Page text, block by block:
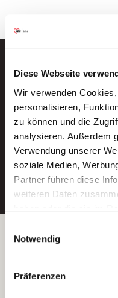
Diese Webseite
Wir verwenden
personalisieren,
zu können und die
analysieren. Außerdem
Verwendung unserer
soziale Medien,
Partner führen diese
weiteren Daten
Wenn Sie auf „Cookies
Sie der Speicherung
Ihre Einwilligung
indem Sie die Cookie-
Notwendig
Präferenzen
Neue
Ein
E-Mail-
Betreiber der Webseite
Kantstraße 45a